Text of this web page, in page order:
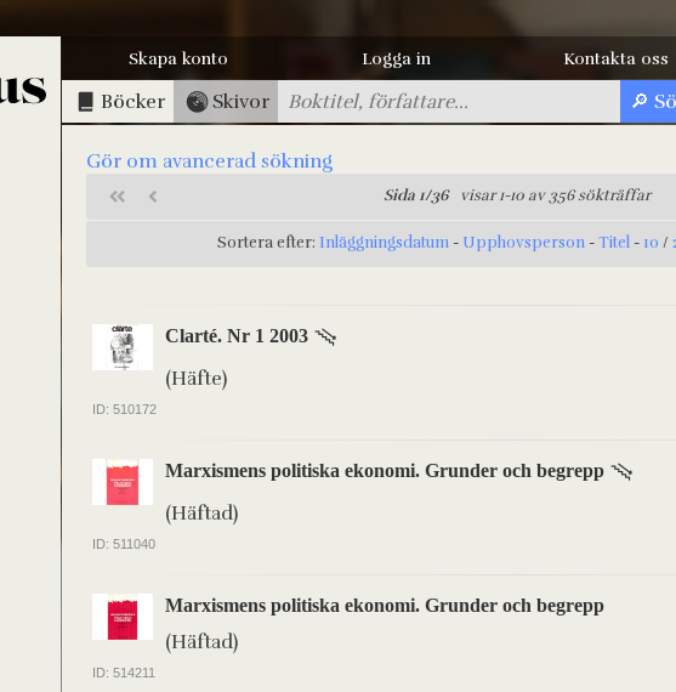
Skapa konto Logga in Kontakta oss
Böcker Skivor
Gör om avancerad sökning
Sida 1/36visar 1-10 av 356 sökträffar
Sortera efter: Inläggningsdatum - Upphovsperson -Titel - 10 /
Clarté. Nr 1 2003
(Häfte)
ID: 510172
Marxismens politiska ekonomi. Grunder och begrepp
(Häftad)
ID: 511040
Marxismens politiska ekonomi. Grunder och begrepp
(Häftad)
ID: 514211